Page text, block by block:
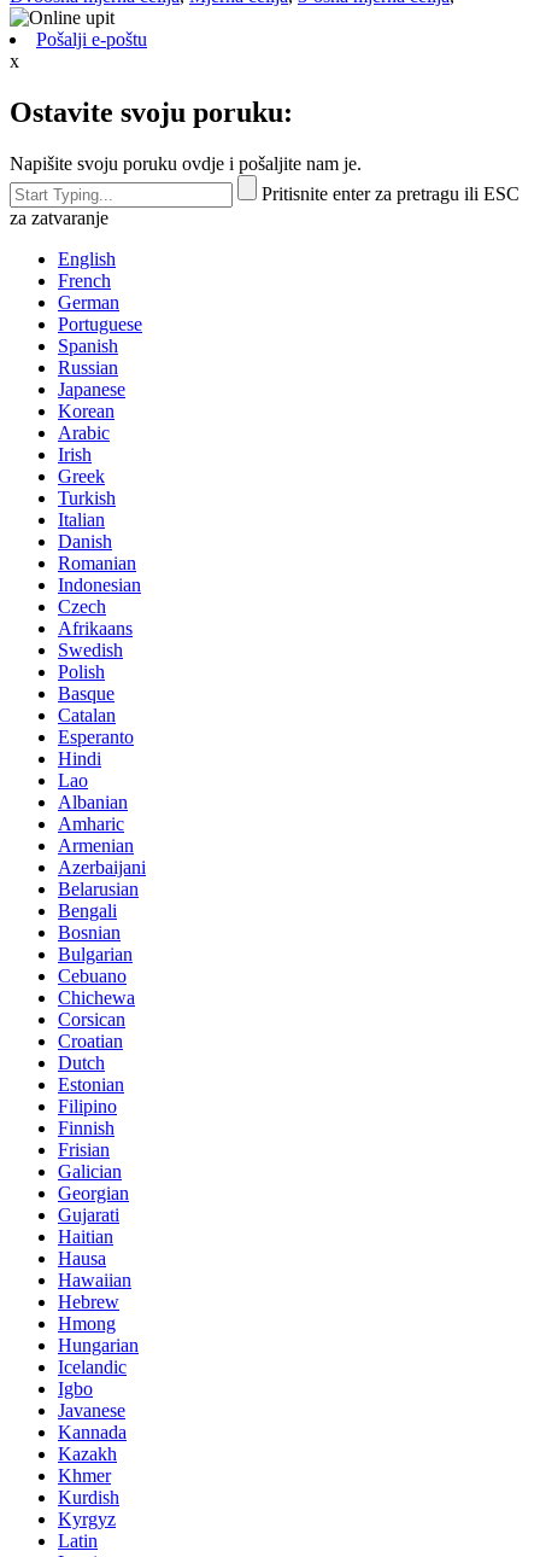
Pošalji e-poštu
x
Pritisnite enter za pretragu ili ESC
za zatvaranje
French
German
Portuguese
Spanish
Russian
Japanese
Korean
Arabic
Irish
Greek
Turkish
Italian
Danish
Romanian
Indonesian
Czech
Afrikaans
Swedish
Polish
Basque
Catalan
Esperanto
Hindi
Lao
Albanian
Amharic
Armenian
Azerbaijani
Belarusian
Bengali
Bosnian
Bulgarian
Cebuano
Chichewa
Corsican
Croatian
Dutch
Estonian
Filipino
Finnish
Frisian
Galician
Georgian
Gujarati
Haitian
Hausa
Hawaiian
Hebrew
Hmong
Hungarian
Icelandic
Igbo
Javanese
Kannada
Kazakh
Khmer
Kurdish
Kyrgyz
Latin
Latvian